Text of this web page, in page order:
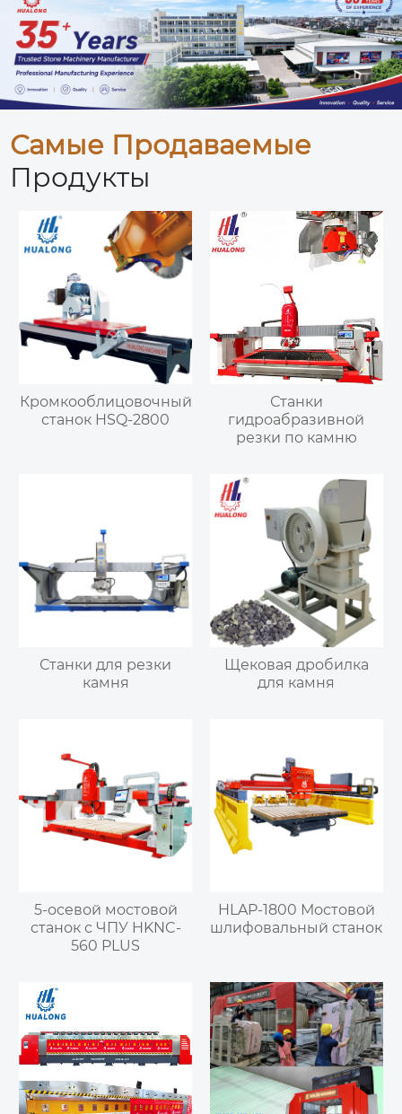
Самые Продаваемые
Продукты
Кромкооблицовочный
станок HSQ-2800
Станки
гидроабразивной
резки по камню
Станки для резки
камня
Щековая дробилка
для камня
5-осевой мостовой
станок с ЧПУ HKNC-
560 PLUS
HLAP-1800 Мостовой
шлифовальный станок